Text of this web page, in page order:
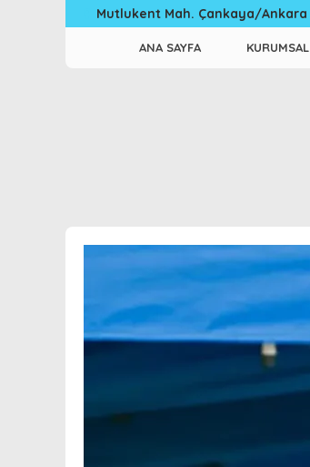
Mutlukent Mah. Çankaya/Ankara
ANA SAYFA KURUMSAL